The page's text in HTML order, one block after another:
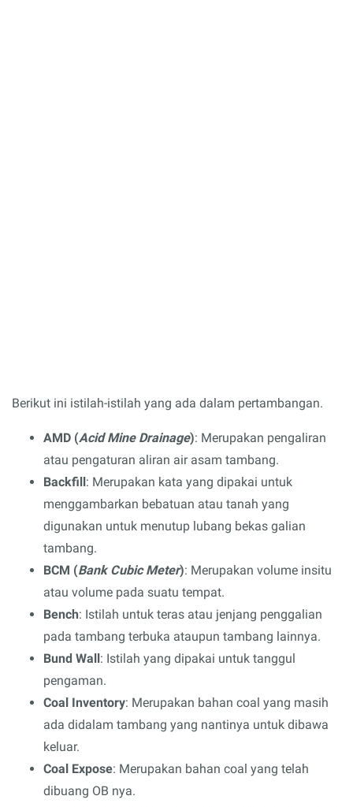
Berikut ini istilah-istilah yang ada dalam pertambangan.
AMD (Acid Mine Drainage): Merupakan pengaliran
atau pengaturan aliran air asam tambang.
Backfill: Merupakan kata yang dipakai untuk
menggambarkan bebatuan atau tanah yang
digunakan untuk menutup lubang bekas galian
tambang.
BCM (Bank Cubic Meter): Merupakan volume insitu
atau volume pada suatu tempat.
Bench: Istilah untuk teras atau jenjang penggalian
pada tambang terbuka ataupun tambang lainnya.
Bund Wall: Istilah yang dipakai untuk tanggul
pengaman.
Coal Inventory: Merupakan bahan coal yang masih
ada didalam tambang yang nantinya untuk dibawa
keluar.
Coal Expose: Merupakan bahan coal yang telah
dibuang OB nya.